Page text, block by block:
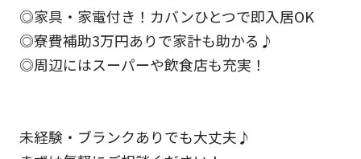
◎家具・家電付き！カバンひとつで即入居OK
◎寮費補助3万円ありで家計も助かる♪
◎周辺にはスーパーや飲食店も充実！
未経験・ブランクありでも大丈夫♪